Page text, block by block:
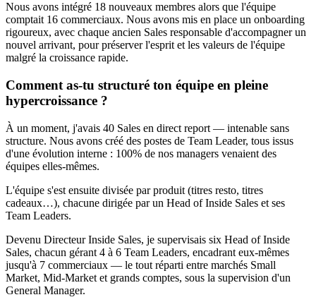
Nous avons intégré 18 nouveaux membres alors que l'équipe
comptait 16 commerciaux. Nous avons mis en place un onboarding
rigoureux, avec chaque ancien Sales responsable d'accompagner un
nouvel arrivant, pour préserver l'esprit et les valeurs de l'équipe
malgré la croissance rapide.
Comment as-tu structuré ton équipe en pleine
hypercroissance ?
À un moment, j'avais 40 Sales en direct report — intenable sans
structure. Nous avons créé des postes de Team Leader, tous issus
d'une évolution interne : 100% de nos managers venaient des
équipes elles-mêmes.
L'équipe s'est ensuite divisée par produit (titres resto, titres
cadeaux…), chacune dirigée par un Head of Inside Sales et ses
Team Leaders.
Devenu Directeur Inside Sales, je supervisais six Head of Inside
Sales, chacun gérant 4 à 6 Team Leaders, encadrant eux-mêmes
jusqu'à 7 commerciaux — le tout réparti entre marchés Small
Market, Mid-Market et grands comptes, sous la supervision d'un
General Manager.